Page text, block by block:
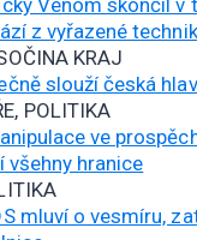
Venom skončil v
z vyřazené
KRAJ
slouží česká
POLITIKA
ve
všehny hranice
mluví o vesmíru,